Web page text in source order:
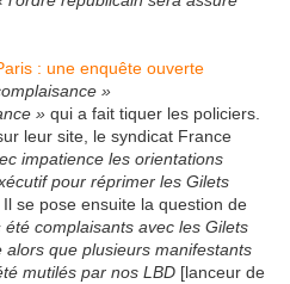
: une enquête ouverte
»
» qui a fait tiquer les policiers.
leur site, le syndicat France
impatience les orientations
pour réprimer les Gilets
. Il se pose ensuite la question de
été complaisants avec les Gilets
que plusieurs manifestants
mutilés par nos LBD [lanceur de